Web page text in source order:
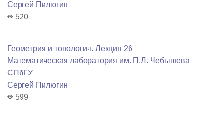
Сергей Пилюгин
520
Геометрия и топология. Лекция 26
Математичеcкая лаборатория им. П.Л. Чебышева
СПбГУ
Сергей Пилюгин
599